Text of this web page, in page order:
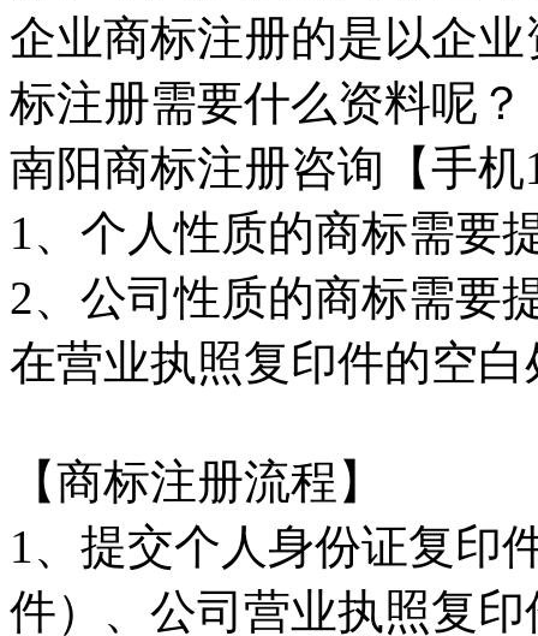
企业商标注册的是以企
标注册需要什么资料呢？
南阳商标注册咨询【手机
1、个人性质的商标需要
2、公司性质的商标需要
在营业执照复印件的空
【商标注册流程】
1、提交个人身份证复印
件）、公司营业执照复